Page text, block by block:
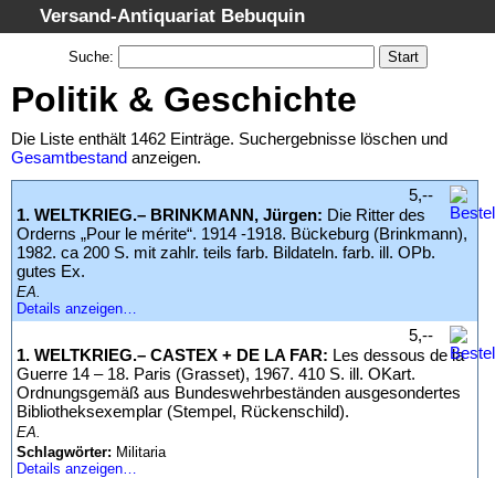
Versand-Antiquariat Bebuquin
Startseite
Suche
Schlagwörter
Suchergebnisse
Warenkorb
AGB
Widerruf
Datenschutz
Impressum
Suche:
Politik & Geschichte
Die Liste enthält 1462 Einträge. Suchergebnisse löschen und
Gesamtbestand anzeigen.
1. WELTKRIEG.– BRINKMANN, Jürgen: Die Ritter des
Orderns „Pour le mérite“. 1914 -1918. Bückeburg (Brinkmann),
1982. ca 200 S. mit zahlr. teils farb. Bildateln. farb. ill. OPb.
gutes Ex.
EA.
Details anzeigen…
5,--
1. WELTKRIEG.– CASTEX + DE LA FAR: Les dessous de la
Guerre 14 – 18. Paris (Grasset), 1967. 410 S. ill. OKart.
Ordnungsgemäß aus Bundeswehrbeständen ausgesondertes
Bibliotheksexemplar (Stempel, Rückenschild).
EA.
Schlagwörter: Militaria
Details anzeigen…
5,--